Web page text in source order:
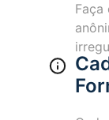
Faça